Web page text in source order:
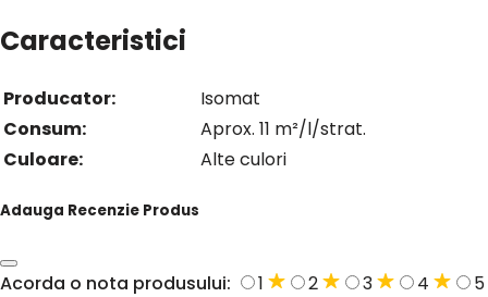
Caracteristici
Producator:
Isomat
Consum:
Aprox. 11 m²/l/strat.
Culoare:
Alte culori
Adauga Recenzie Produs
Acorda o nota produsului: 1 2 3 4 5